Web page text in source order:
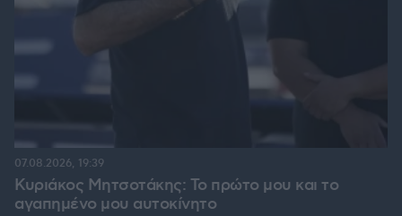
Κυριάκος Μητσοτάκης: Το πρώτο μου και το
αγαπημένο μου αυτοκίνητο
07.08.2026, 19:39